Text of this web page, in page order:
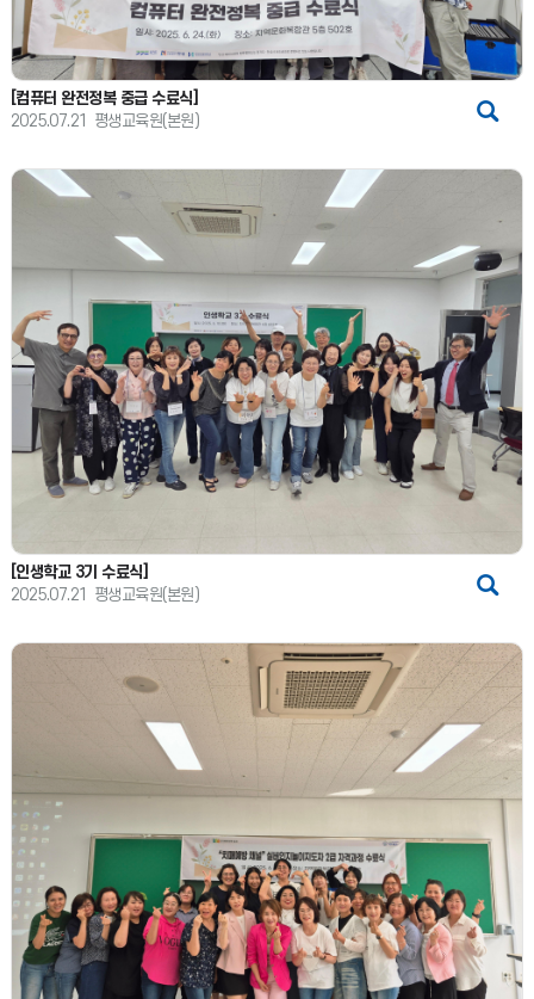
[컴퓨터 완전정복 중급 수료식]
2025.07.21
평생교육원(본원)
[인생학교 3기 수료식]
2025.07.21
평생교육원(본원)